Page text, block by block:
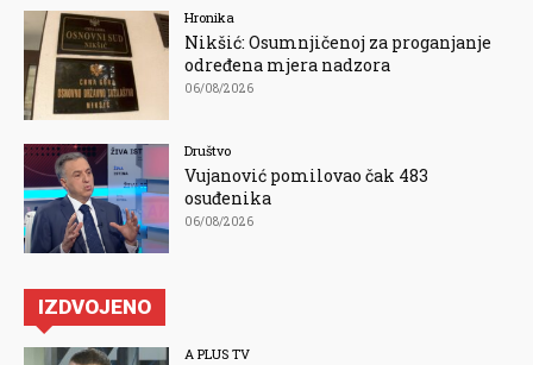
Hronika
Nikšić: Osumnjičenoj za proganjanje
određena mjera nadzora
06/08/2026
Društvo
Vujanović pomilovao čak 483
osuđenika
06/08/2026
IZDVOJENO
A PLUS TV